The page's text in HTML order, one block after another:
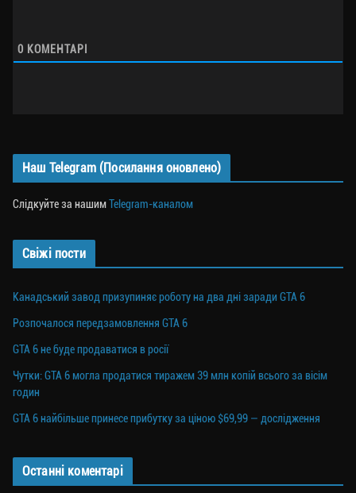
0 КОМЕНТАРІ
Наш Telegram (Посилання оновлено)
Слідкуйте за нашимTelegram-каналом
Свіжі пости
Канадський завод призупиняє роботу на два дні заради GTA 6
Розпочалося передзамовлення GTA 6
GTA 6 не буде продаватися в росії
Чутки: GTA 6 могла продатися тиражем 39 млн копій всього за вісім
годин
GTA 6 найбільше принесе прибутку за ціною $69,99 — дослідження
Останні коментарі